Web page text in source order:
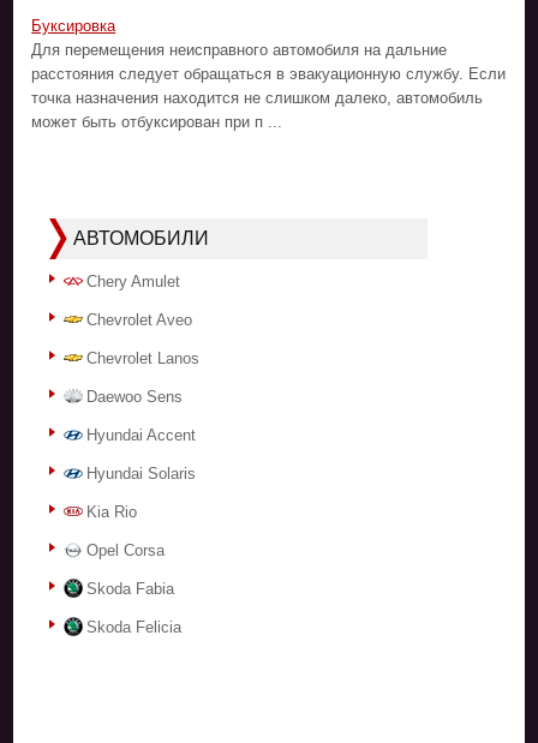
Буксировка
Для перемещения неисправного автомобиля на дальние
расстояния следует обращаться в эвакуационную службу. Если
точка назначения находится не слишком далеко, автомобиль
может быть отбуксирован при п ...
АВТОМОБИЛИ
Chery Amulet
Chevrolet Aveo
Chevrolet Lanos
Daewoo Sens
Hyundai Accent
Hyundai Solaris
Kia Rio
Opel Corsa
Skoda Fabia
Skoda Felicia